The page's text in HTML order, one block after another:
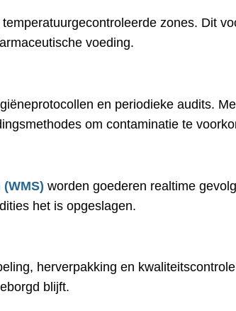
zones. Dit
voeding.
en periodieke audits.
om contaminatie te
worden goederen realtime
het is opgeslagen.
herverpakking en
blijft.